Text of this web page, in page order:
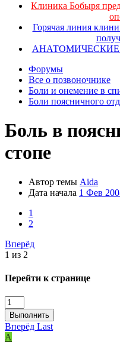
Клиника Бобыря
Горячая линия
Форумы
Все о позвоночнике
Боли и онемение в
Боли поясничного
Боль в
стопе
Автор темы Aida
Дата начала 1 Фев
1
2
Вперёд
1 из 2
Перейти к странице
Выполнить
Вперёд Last
A